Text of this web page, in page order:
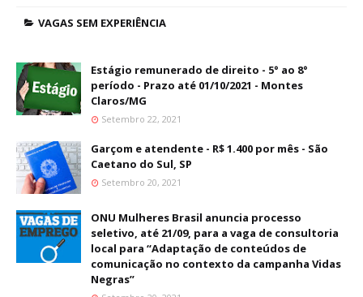
VAGAS SEM EXPERIÊNCIA
Estágio remunerado de direito - 5° ao 8°
período - Prazo até 01/10/2021 - Montes
Claros/MG
Setembro 22, 2021
Garçom e atendente - R$ 1.400 por mês - São
Caetano do Sul, SP
Setembro 20, 2021
ONU Mulheres Brasil anuncia processo
seletivo, até 21/09, para a vaga de consultoria
local para “Adaptação de conteúdos de
comunicação no contexto da campanha Vidas
Negras”